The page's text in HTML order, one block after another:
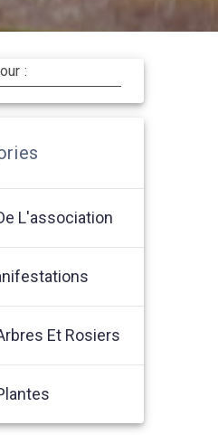
:
L'association
Et Rosiers